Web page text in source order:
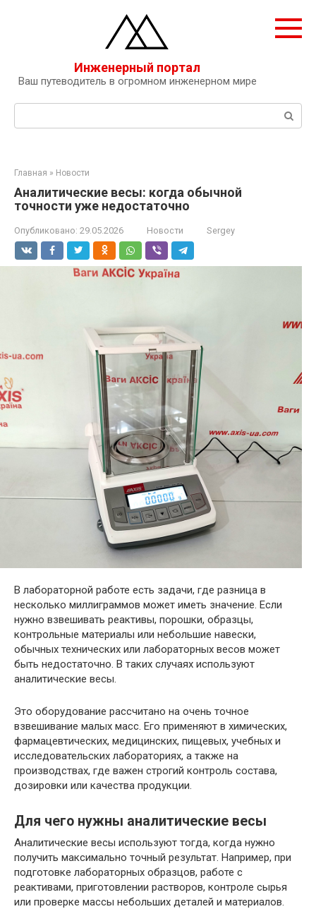
Инженерный портал
Ваш путеводитель в огромном инженерном мире
Поиск:
Главная » Новости
Аналитические весы: когда обычной
точности уже недостаточно
Опубликовано: 29.05.2026 Новости Sergey
В лабораторной работе есть задачи, где разница в
несколько миллиграммов может иметь значение. Если
нужно взвешивать реактивы, порошки, образцы,
контрольные материалы или небольшие навески,
обычных технических или лабораторных весов может
быть недостаточно. В таких случаях используют
аналитические весы.
Это оборудование рассчитано на очень точное
взвешивание малых масс. Его применяют в химических,
фармацевтических, медицинских, пищевых, учебных и
исследовательских лабораториях, а также на
производствах, где важен строгий контроль состава,
дозировки или качества продукции.
Для чего нужны аналитические весы
Аналитические весы используют тогда, когда нужно
получить максимально точный результат. Например, при
подготовке лабораторных образцов, работе с
реактивами, приготовлении растворов, контроле сырья
или проверке массы небольших деталей и материалов.